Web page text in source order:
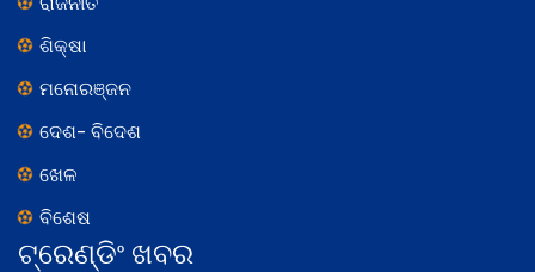
ଶିକ୍ଷା
ମନୋରଞ୍ଜନ
ଦେଶ- ବିଦେଶ
ଖେଳ
ବିଶେଷ
ଟ୍ରେଣ୍ଡିଂ ଖବର